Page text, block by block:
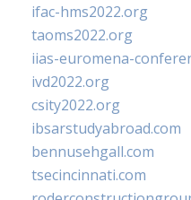
ifac-hms2022.org
taoms2022.org
iias-euromena-
ivd2022.org
csity2022.org
ibsarstudyabroad.com
bennusehgall.com
tsecincinnati.com